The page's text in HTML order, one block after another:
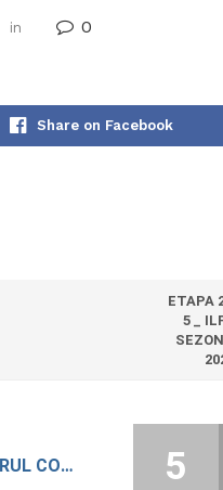
in 0
Share on Facebook
ETAPA
5 _
ACS VIITORUL CORBEANCA 5